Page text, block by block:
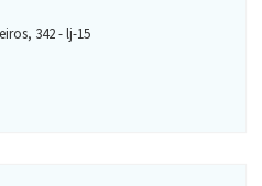
342 - lj-15